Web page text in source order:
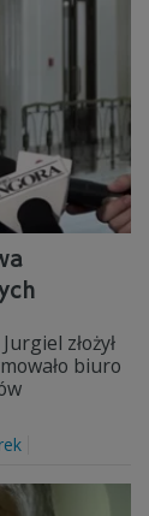
złożył
biuro